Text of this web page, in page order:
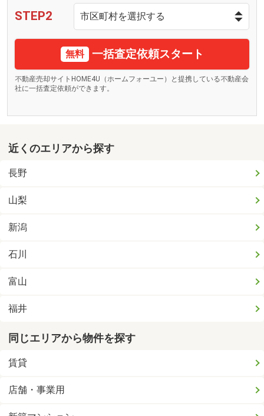
STEP2
無料 一括査定依頼スタート
不動産売却サイトHOME4U（ホームフォーユー）と提携している不動産会
社に一括査定依頼ができます。
近くのエリアから探す
長野
山梨
新潟
石川
富山
福井
同じエリアから物件を探す
賃貸
店舗・事業用